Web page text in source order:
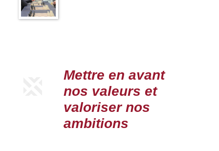
Mettre en avant
nos valeurs et
valoriser nos
ambitions